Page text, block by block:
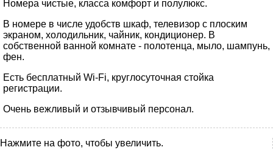
Номера чистые, класса комфорт и полулюкс.
В номере в числе удобств шкаф, телевизор с плоским
экраном, холодильник, чайник, кондиционер. В
собственной ванной комнате - полотенца, мыло, шампунь,
фен.
Есть бесплатный Wi-Fi, круглосуточная стойка
регистрации.
Очень вежливый и отзывчивый персонал.
Нажмите на фото, чтобы увеличить.